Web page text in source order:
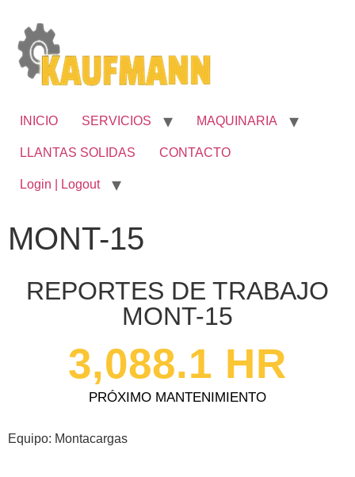
INICIO SERVICIOS MAQUINARIA
LLANTAS SOLIDAS CONTACTO
Login | Logout
MONT-15
REPORTES DE TRABAJO
MONT-15
PRÓXIMO MANTENIMIENTO
3,088.1 HR
Equipo: Montacargas